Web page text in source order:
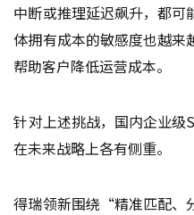
中断或推理延迟飙升，都可
体拥有成本的敏感度也越来
帮助客户降低运营成本。
针对上述挑战，国内企业级
在未来战略上各有侧重。
得瑞领新围绕“精准匹配、